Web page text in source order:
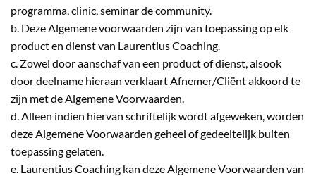
programma, clinic, seminar de community.
b. Deze Algemene voorwaarden zijn van toepassing op elk
product en dienst van Laurentius Coaching.
c. Zowel door aanschaf van een product of dienst, alsook
door deelname hieraan verklaart Afnemer/Cliënt akkoord te
zijn met de Algemene Voorwaarden.
d. Alleen indien hiervan schriftelijk wordt afgeweken, worden
deze Algemene Voorwaarden geheel of gedeeltelijk buiten
toepassing gelaten.
e. Laurentius Coaching kan deze Algemene Voorwaarden van